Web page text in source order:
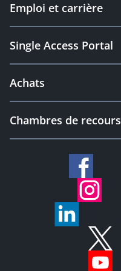
Emploi et carrière
Single Access Portal
Achats
Chambres de recours